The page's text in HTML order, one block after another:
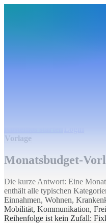
Vorlage
Monatsbudget-
Die kurze Antwort: Eine
enthält alle typischen
Einnahmen, Wohnen,
Mobilität, Kommunikation,
Reihenfolge ist kein Zufall: